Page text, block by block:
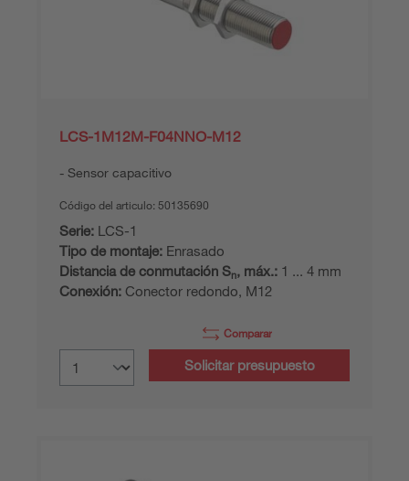
LCS-1M12M-F04NNO-M12
Sensor capacitivo
Código del articulo: 50135690
Serie: LCS-1
Tipo de montaje: Enrasado
Distancia de conmutación Sn, máx.: 1 ... 4 mm
Conexión: Conector redondo, M12
Comparar
Solicitar presupuesto